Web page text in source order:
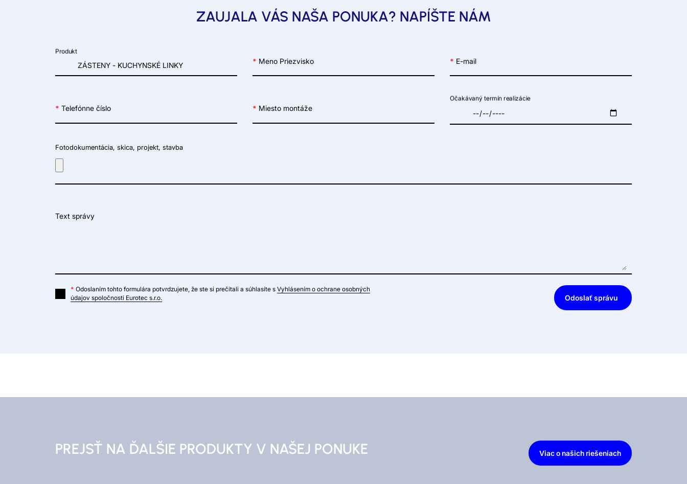
ZAUJALA VÁS NAŠA PONUKA? NAPÍŠTE NÁM
Produkt
* Meno Priezvisko * E-mail
* Telefónne číslo * Miesto montáže
Očakávaný termín realizácie
Fotodokumentácia, skica, projekt, stavba
Text správy
* Odoslaním tohto formulára potvrdzujete, že ste si prečítali a súhlasíte sVyhlásením o ochrane osobných
údajov spoločnosti Eurotec s.r.o.
Odoslať správu
PREJSŤ NA ĎALŠIE PRODUKTY V NAŠEJ PONUKE Viac o našich riešeniach